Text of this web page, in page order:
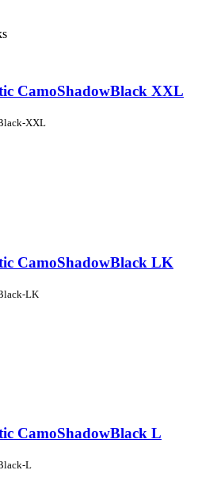
CamoShadowBlack XXL
XXL
CamoShadowBlack LK
LK
CamoShadowBlack L
L